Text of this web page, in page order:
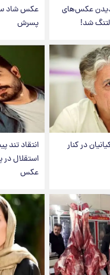
دیدن عکس‌های
شد!
عکس شاد
پسرش
در کنار
انتقاد تند
استقلال در
عکس